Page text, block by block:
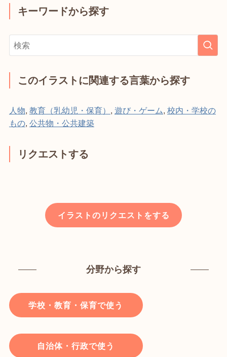
キーワードから探す
このイラストに関連する言葉から探す
人物 教育（乳幼児・保育） 遊び・ゲーム 校内・学校の
もの, 公共物・公共建築
リクエストする
イラストのリクエストをする
分野から探す
学校・教育・保育で使う
自治体・行政で使う